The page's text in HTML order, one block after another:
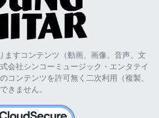
ますコンテンツ（動画、画像、音声、文
会社シンコーミュージック・エンタテイ
コンテンツを許可無く二次利用（複製、
きません。